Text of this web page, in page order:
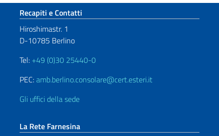
Sezione footer
Recapiti e Contatti
Hiroshimastr. 1
D-10785 Berlino
Tel: +49 (0)30 25440-0
PEC:amb.berlino.consolare@cert.esteri.it
Gli uffici della sede
La Rete Farnesina